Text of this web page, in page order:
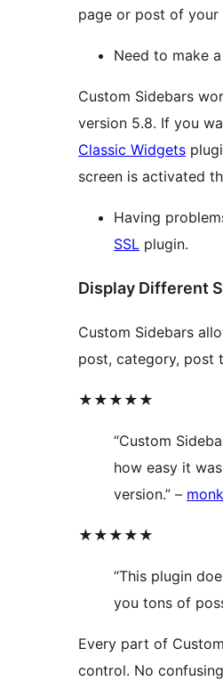
page or post of your
Need to make a
Custom Sidebars
version 5.8. If you
Classic Widgets
screen is activated
Having
SSL plugin.
Display Different
Custom Sidebars
post, category, post
★★★★★
“Custom
how easy it
version.” –
★★★★★
“This plugin
you tons of
Every part of
control. No